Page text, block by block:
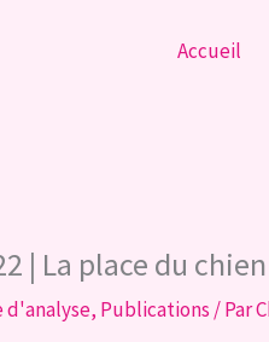
Accueil
| La place du
d'analyse, Publications / Par